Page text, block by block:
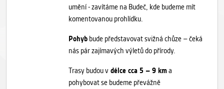
umění - zavítáme na Budeč, kde budeme mít
komentovanou prohlídku.
Pohybbude představovat svižná chůze – čeká
nás pár zajímavých výletů do přírody.
Trasy budou vdélce cca 5 – 9 kma
pohybovat se budeme převážně